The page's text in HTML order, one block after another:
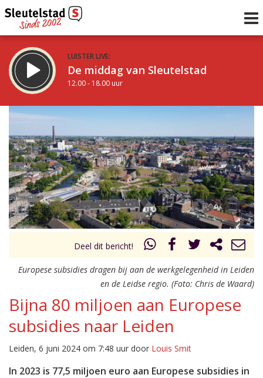
LUISTER LIVE:
De middag van Sleutelstad
12.00 - 18.00 uur
STRAKS:
De avond van Sleutelstad
18.00 - 21.00 uur
Vorig uur
uur 1 van 0 Volgend uur
Inklappen
Deel dit bericht!
Europese subsidies dragen bij aan de werkgelegenheid in Leiden
en de Leidse regio. (Foto: Chris de Waard)
Bijna 80 miljoen aan Europese
subsidies naar Leiden
Leiden, 6 juni 2024 om 7:48 uur door Louis Smit
In 2023 is 77,5 miljoen euro aan Europese subsidies in